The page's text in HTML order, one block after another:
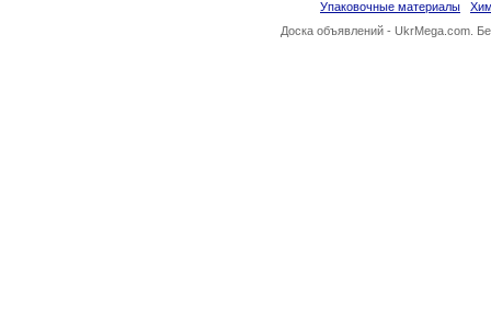
Упаковочные материалы
Доска объявлений - UkrMega.com.